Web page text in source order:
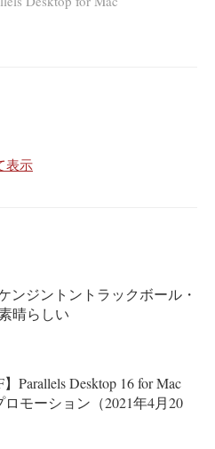
表示
ンジントントラックボール・
晴らしい
Parallels Desktop 16 for Mac
モーション（2021年4月20